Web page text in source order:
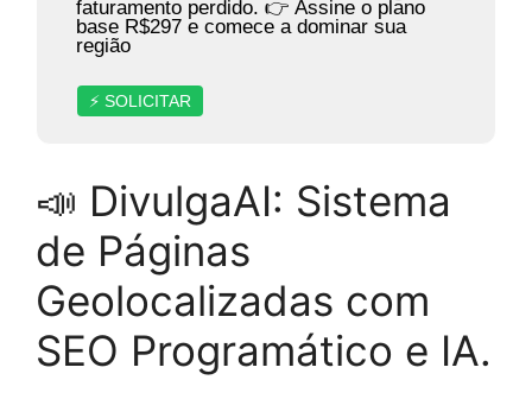
faturamento perdido. 👉 Assine o plano
base R$297 e comece a dominar sua
região
⚡ SOLICITAR
📣 DivulgaAI: Sistema
de Páginas
Geolocalizadas com
SEO Programático e IA.